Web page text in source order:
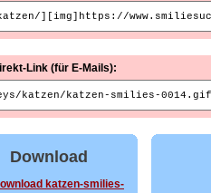
Link (für E-Mails):
Download